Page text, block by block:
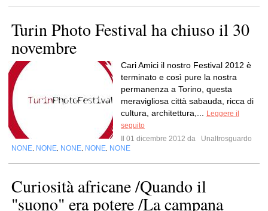
Turin Photo Festival ha chiuso il 30
novembre
Cari Amici il nostro Festival 2012 è
terminato e così pure la nostra
permanenza a Torino, questa
meravigliosa città sabauda, ricca di
cultura, architettura,...
Leggere il
seguito
Il 01 dicembre 2012 da
Unaltrosguardo
NONE NONE NONE NONE NONE
Curiosità africane /Quando il
"suono" era potere /La campana